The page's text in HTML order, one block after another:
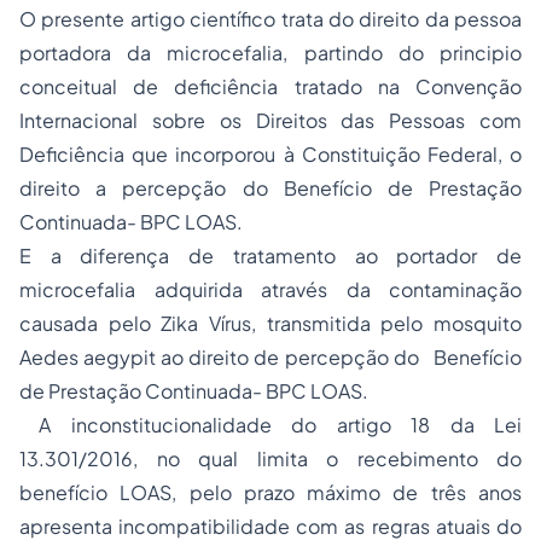
O presente artigo científico trata do direito da pessoa
portadora da microcefalia, partindo do principio
conceitual de deficiência tratado na Convenção
Internacional sobre os Direitos das Pessoas com
Deficiência que incorporou à Constituição Federal, o
direito a percepção do Benefício de Prestação
Continuada- BPC LOAS.
E a diferença de tratamento ao portador de
microcefalia adquirida através da contaminação
causada pelo Zika Vírus, transmitida pelo mosquito
Aedes aegypit ao direito de percepção do Benefício
de Prestação Continuada- BPC LOAS.
A inconstitucionalidade do artigo 18 da Lei
13.301/2016, no qual limita o recebimento do
benefício LOAS, pelo prazo máximo de três anos
apresenta incompatibilidade com as regras atuais do